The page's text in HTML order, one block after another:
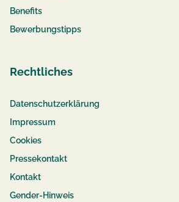
Benefits
Bewerbungstipps
Rechtliches
Datenschutzerklärung
Impressum
Cookies
Pressekontakt
Kontakt
Gender-Hinweis